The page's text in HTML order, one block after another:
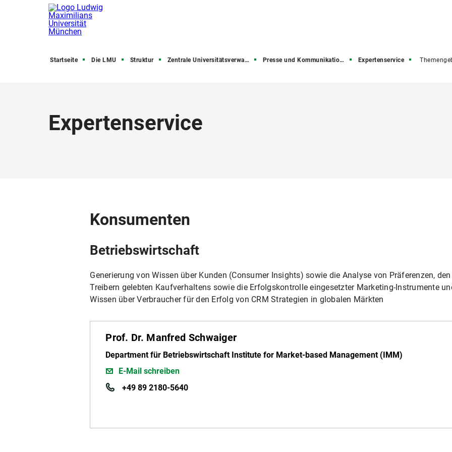
Startseite Die LMU Struktur Zentrale Universitätsverwaltung Presse und Kommunikation (PuK) Expertenservice
Expertenservice
Konsumenten
Betriebswirtschaft
Generierung von Wissen über Kunden (Consumer Insights) sowie die Analyse von Präferenzen,
Treibern gelebten Kaufverhaltens sowie die Erfolgskontrolle eingesetzter Marketing-Instrumente
Wissen über Verbraucher für den Erfolg von CRM Strategien in globalen Märkten
Prof. Dr. Manfred Schwaiger
Department für Betriebswirtschaft Institute for Market-based Management (IMM)
E-Mail schreiben
+49 89 2180-5640